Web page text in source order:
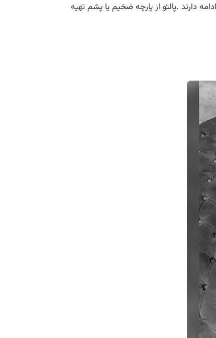
دارند .پالتو از پارچه ضخیم یا پشمتهیه